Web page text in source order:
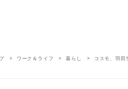
ワーク＆ライフ 暮らし コスモ、羽田